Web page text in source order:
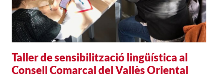
Taller de sensibilització lingüística al
Consell Comarcal del Vallès Oriental